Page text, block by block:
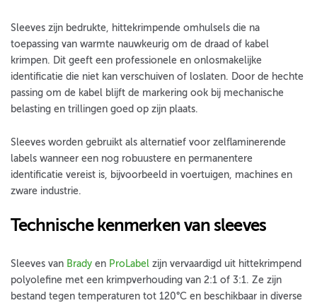
Sleeves zijn bedrukte, hittekrimpende omhulsels die na
toepassing van warmte nauwkeurig om de draad of kabel
krimpen. Dit geeft een professionele en onlosmakelijke
identificatie die niet kan verschuiven of loslaten. Door de hechte
passing om de kabel blijft de markering ook bij mechanische
belasting en trillingen goed op zijn plaats.
Sleeves worden gebruikt als alternatief voor zelflaminerende
labels wanneer een nog robuustere en permanentere
identificatie vereist is, bijvoorbeeld in voertuigen, machines en
zware industrie.
Technische kenmerken van sleeves
Sleeves van Brady en ProLabel zijn vervaardigd uit hittekrimpend
polyolefine met een krimpverhouding van 2:1 of 3:1. Ze zijn
bestand tegen temperaturen tot 120°C en beschikbaar in diverse